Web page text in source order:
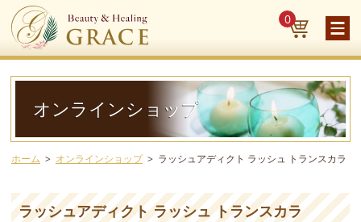
0
オンラインショップ
ホーム オンラインショップ ラッシュアディクト ラッシュ トランスカラ
ラッシュアディクト ラッシュ トランスカラ